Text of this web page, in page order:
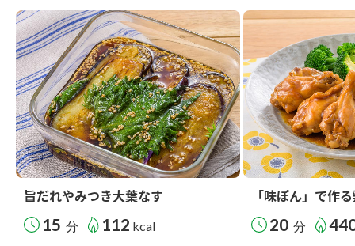
旨だれやみつき大葉なす
15 分 112 kcal
「味ぽん」で作
20 分